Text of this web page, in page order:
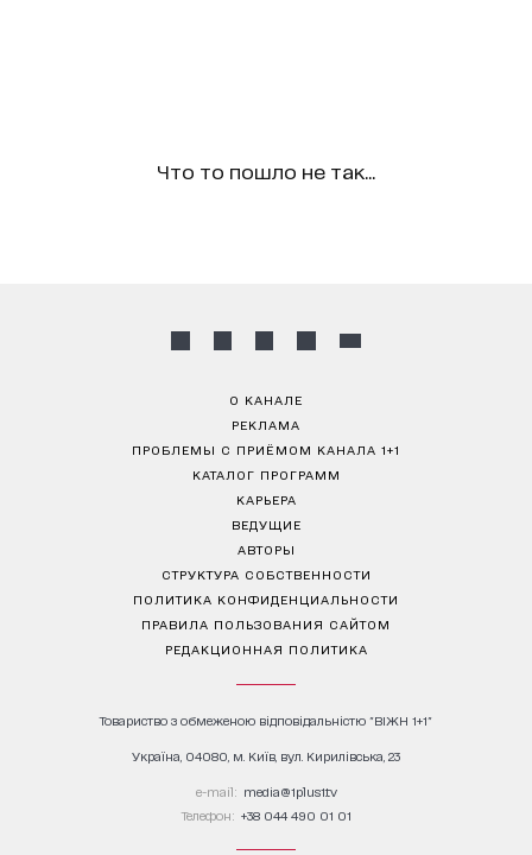
Что то пошло не так...
О КАНАЛЕ
РЕКЛАМА
ПРОБЛЕМЫ С ПРИЁМОМ КАНАЛА 1+1
КАТАЛОГ ПРОГРАММ
КАРЬЕРА
ВЕДУЩИЕ
АВТОРЫ
СТРУКТУРА СОБСТВЕННОСТИ
ПОЛИТИКА КОНФИДЕНЦИАЛЬНОСТИ
ПРАВИЛА ПОЛЬЗОВАНИЯ САЙТОМ
РЕДАКЦИОННАЯ ПОЛИТИКА
Товариство з обмеженою відповідальністю "ВІЖН 1+1"
Україна, 04080, м. Київ, вул. Кирилівська, 23
е-mail: media@1plus1.tv
Телефон: +38 044 490 01 01